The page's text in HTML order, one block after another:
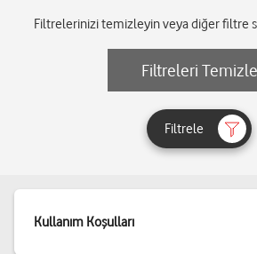
Filtrelerinizi temizleyin veya diğer filtre
Filtreleri Temizle
Filtrele
Kullanım Koşulları